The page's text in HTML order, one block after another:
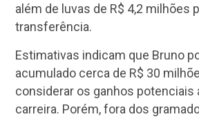
além de luvas de R$ 4,2 milhões
transferência.
Estimativas indicam que Bruno
acumulado cerca de R$ 30
considerar os ganhos potenciais
carreira. Porém, fora dos